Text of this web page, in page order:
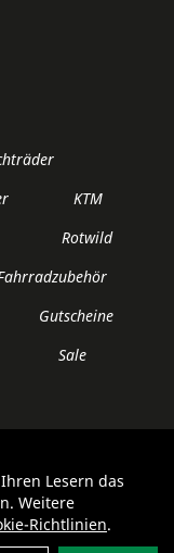
KTM
Rotwild
Gutscheine
Sale
Lesern das
Weitere
Richtlinien.
widerrufen